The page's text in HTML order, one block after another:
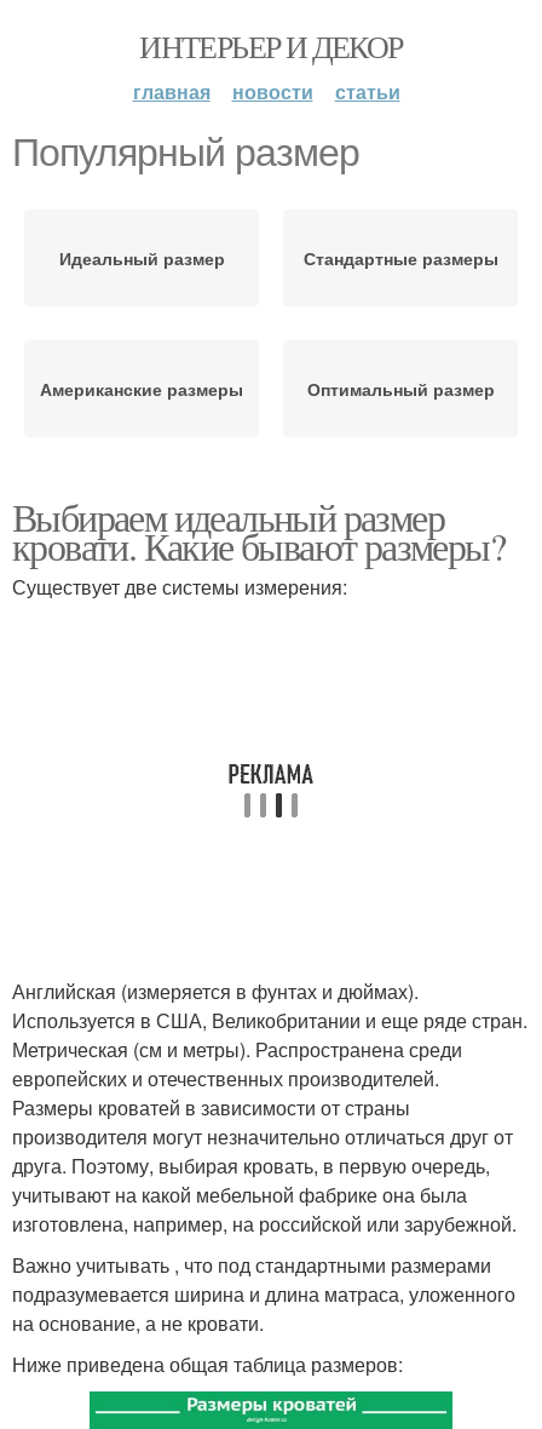
ИНТЕРЬЕР И ДЕКОР
главная новости статьи
Популярный размер
Идеальный размер Стандартные размеры
Американские размеры Оптимальный размер
Выбираем идеальный размер
кровати. Какие бывают размеры?
Существует две системы измерения:
Английская (измеряется в фунтах и дюймах).
Используется в США, Великобритании и еще ряде стран.
Метрическая (см и метры). Распространена среди
европейских и отечественных производителей.
Размеры кроватей в зависимости от страны
производителя могут незначительно отличаться друг от
друга. Поэтому, выбирая кровать, в первую очередь,
учитывают на какой мебельной фабрике она была
изготовлена, например, на российской или зарубежной.
Важно учитывать , что под стандартными размерами
подразумевается ширина и длина матраса, уложенного
на основание, а не кровати.
Ниже приведена общая таблица размеров: